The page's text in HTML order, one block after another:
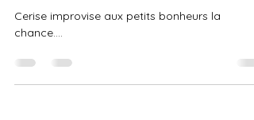
Elle Improvise
Cerise improvise aux petits bonheurs la
chance....